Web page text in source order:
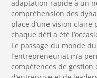
adaptation rapide à un
compréhension des
place d’une vision claire
chaque défi a été
Le passage du monde
l’entrepreneuriat m’a
compétences de